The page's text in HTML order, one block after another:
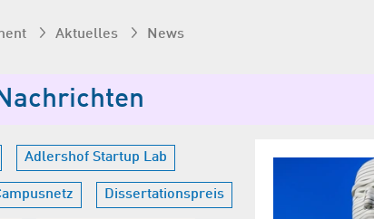
Aktuelles News
Adlershof Startup Lab
Dissertationspreis